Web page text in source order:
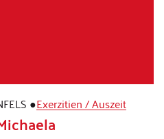
●Exerzitien / Auszeit